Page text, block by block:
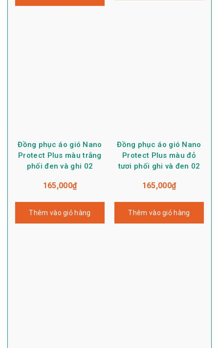
Đồng phục áo gió Nano
Protect Plus màu trắng
phối đen và ghi 02
165,000₫
Thêm vào giỏ hàng
Đồng phục áo gió Nano
Protect Plus màu đỏ
tươi phối ghi và đen 02
165,000₫
Thêm vào giỏ hàng